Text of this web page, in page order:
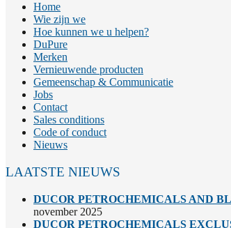
Home
Wie zijn we
Hoe kunnen we u helpen?
DuPure
Merken
Vernieuwende producten
Gemeenschap & Communicatie
Jobs
Contact
Sales conditions
Code of conduct
Nieuws
LAATSTE NIEUWS
DUCOR PETROCHEMICALS AND
november 2025
DUCOR PETROCHEMICALS